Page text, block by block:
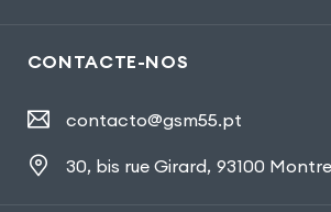
CONTACTE-NOS
contacto@gsm55.pt
30, bis rue Girard, 93100